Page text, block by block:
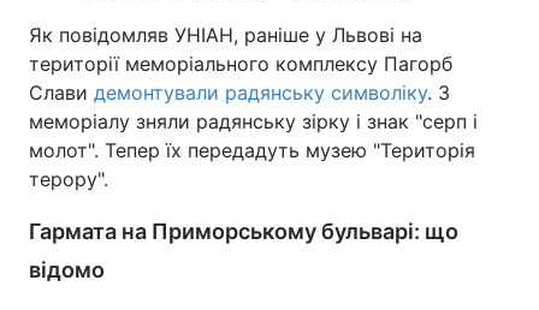
Як повідомляв УНІАН, раніше у Львові на
території меморіального комплексу Пагорб
Слави демонтували радянську символіку. З
меморіалу зняли радянську зірку і знак "серп і
молот". Тепер їх передадуть музею "Територія
терору".
Гармата на Приморському бульварі: що
відомо